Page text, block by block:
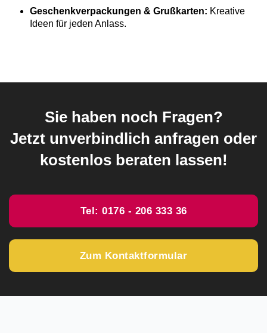
Geschenkverpackungen & Grußkarten: Kreative
Ideen für jeden Anlass.
Sie haben noch Fragen?
Jetzt unverbindlich anfragen oder
kostenlos beraten lassen!
Tel: 0176 - 206 333 36
Zum Kontaktformular